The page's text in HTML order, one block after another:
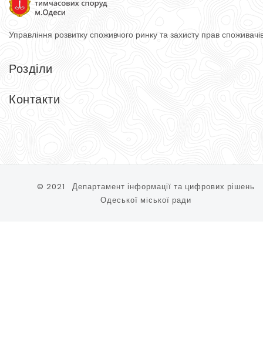
Управління розвитку споживчого ринку та захисту прав
Розділи
Головна
Довідник
Контакти
© 2021 Департамент інформації та цифрових рішень
Одеської міської ради